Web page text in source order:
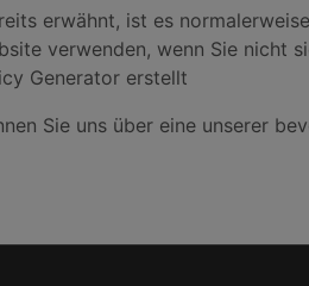
erwähnt, ist es
verwenden, wenn Sie nicht
Generator erstellt
Sie uns über eine unserer